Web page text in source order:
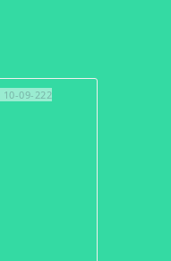
10-09-222